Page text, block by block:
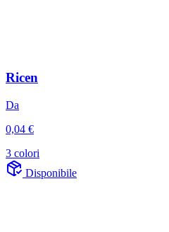
Ricen
Da
0,04 €
3 colori
Disponibile